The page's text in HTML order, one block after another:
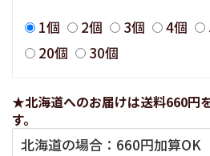
1個
2個 3個 4個
20個
30個
★北海道へのお届けは送料660円
す。